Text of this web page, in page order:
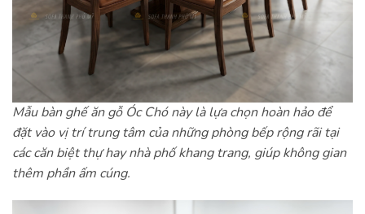
Mẫu bàn ghế ăn gỗ Óc Chó này là lựa chọn hoàn hảo để
đặt vào vị trí trung tâm của những phòng bếp rộng rãi tại
các căn biệt thự hay nhà phố khang trang, giúp không gian
thêm phần ấm cúng.